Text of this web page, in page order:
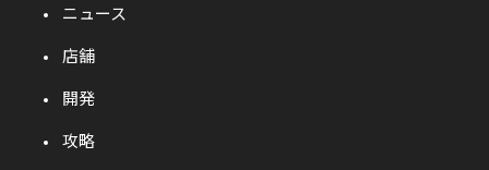
ニュース
店舗
開発
攻略